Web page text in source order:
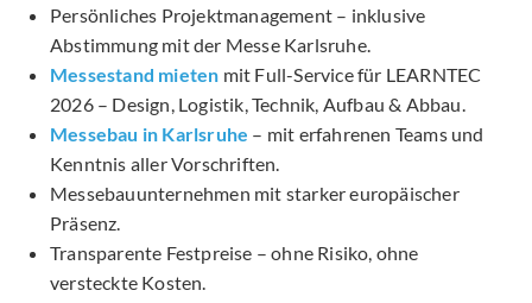
Persönliches Projektmanagement – inklusive
Abstimmung mit der Messe Karlsruhe.
Messestand mieten mit Full-Service für LEARNTEC
2026 – Design, Logistik, Technik, Aufbau & Abbau.
Messebau in Karlsruhe – mit erfahrenen Teams und
Kenntnis aller Vorschriften.
Messebauunternehmen mit starker europäischer
Präsenz.
Transparente Festpreise – ohne Risiko, ohne
versteckte Kosten.